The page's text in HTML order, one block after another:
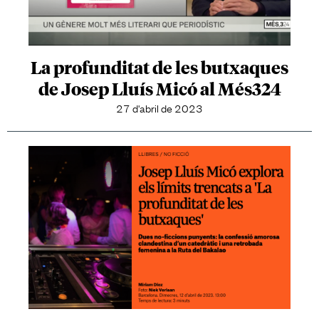
La profunditat de les butxaques
de Josep Lluís Micó al Més324
27 d'abril de 2023